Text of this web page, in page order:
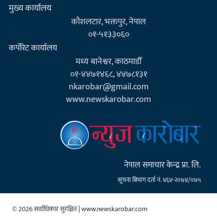
मुख्य कार्यालय
कौशलटार, भक्तपुर, नेपाल
०१-५१३३०६०
कर्पाेरेट कार्यालय
मध्य बानेश्वर, काठमाडौँ
०१-४४७१४६८, ४४७८१३१
nkarobar@gmail.com
www.newskarobar.com
नेपाल समाचार केन्द्र प्रा. लि.
सूचना बिभाग दर्ता नं. ४६४-२०७४/०७५
© 2026 सर्वाधिकार सुरक्षित | www.newskarobar.com